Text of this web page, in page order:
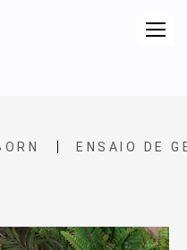
ENSAIO DE